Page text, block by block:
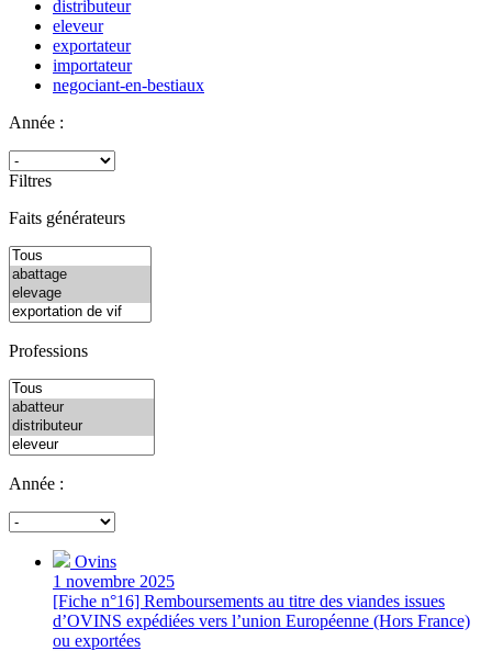
distributeur
eleveur
exportateur
importateur
negociant-en-bestiaux
Année :
Filtres
Faits générateurs
Professions
Année :
Ovins
1 novembre 2025
[Fiche n°16] Remboursements au titre des viandes issues
d’OVINS expédiées vers l’union Européenne (Hors France)
ou exportées